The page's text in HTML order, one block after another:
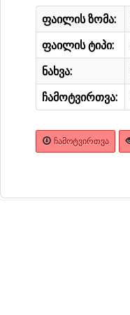
ფაილის ზომა:
ფაილის ტიპი:
ნახვა:
ჩამოტვირთვა:
ᲩᲐᲛᲝᲢᲕᲘᲠᲗᲕᲐ